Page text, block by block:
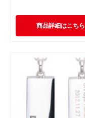
商品詳細はこちら